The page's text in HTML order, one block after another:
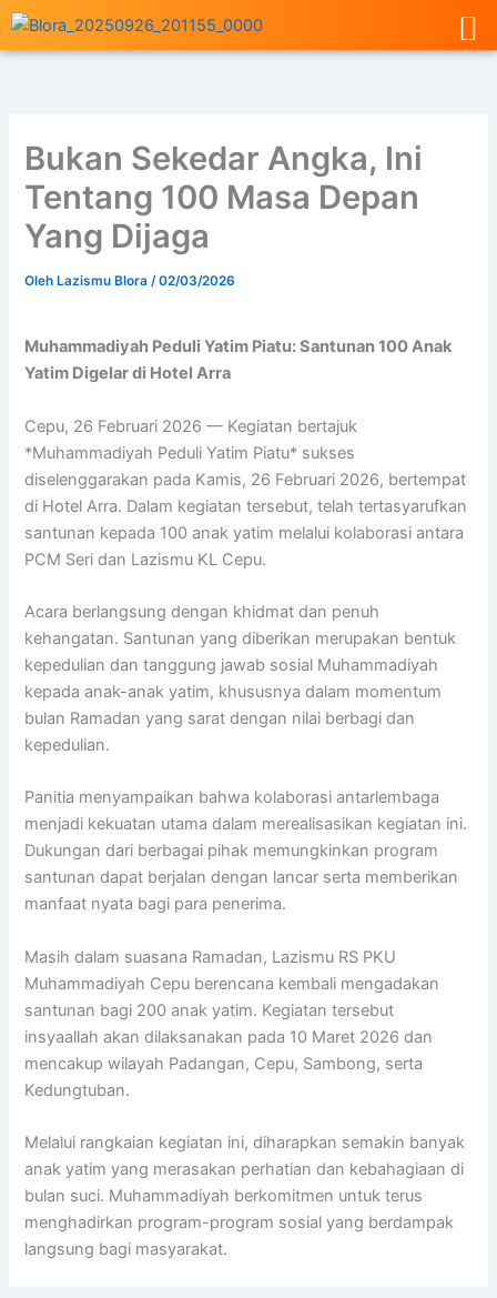
Lewati
Bukan Sekedar Angka, Ini
Tentang 100 Masa Depan
Yang Dijaga
Oleh Lazismu Blora/02/03/2026
Muhammadiyah Peduli Yatim Piatu: Santunan 100 Anak
Yatim Digelar di Hotel Arra
Cepu, 26 Februari 2026 — Kegiatan bertajuk
*Muhammadiyah Peduli Yatim Piatu* sukses
diselenggarakan pada Kamis, 26 Februari 2026, bertempat
di Hotel Arra. Dalam kegiatan tersebut, telah tertasyarufkan
santunan kepada 100 anak yatim melalui kolaborasi antara
PCM Seri dan Lazismu KL Cepu.
Acara berlangsung dengan khidmat dan penuh
kehangatan. Santunan yang diberikan merupakan bentuk
kepedulian dan tanggung jawab sosial Muhammadiyah
kepada anak-anak yatim, khususnya dalam momentum
bulan Ramadan yang sarat dengan nilai berbagi dan
kepedulian.
Panitia menyampaikan bahwa kolaborasi antarlembaga
menjadi kekuatan utama dalam merealisasikan kegiatan ini.
Dukungan dari berbagai pihak memungkinkan program
santunan dapat berjalan dengan lancar serta memberikan
manfaat nyata bagi para penerima.
Masih dalam suasana Ramadan, Lazismu RS PKU
Muhammadiyah Cepu berencana kembali mengadakan
santunan bagi 200 anak yatim. Kegiatan tersebut
insyaallah akan dilaksanakan pada 10 Maret 2026 dan
mencakup wilayah Padangan, Cepu, Sambong, serta
Kedungtuban.
Melalui rangkaian kegiatan ini, diharapkan semakin banyak
anak yatim yang merasakan perhatian dan kebahagiaan di
bulan suci. Muhammadiyah berkomitmen untuk terus
menghadirkan program-program sosial yang berdampak
langsung bagi masyarakat.